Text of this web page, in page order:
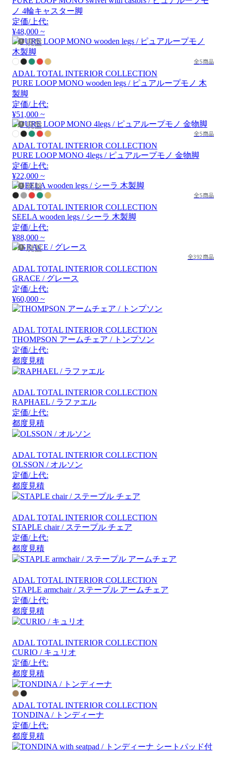
ノ 4輪キャスター脚
定価/上代:
¥48,000 ~
廃盤
全5商品
ADAL TOTAL INTERIOR COLLECTION
PURE LOOP MONO wooden legs / ピュアループモノ 木
製脚
定価/上代:
¥51,000 ~
廃盤
全5商品
ADAL TOTAL INTERIOR COLLECTION
PURE LOOP MONO 4legs / ピュアループモノ 金物脚
定価/上代:
¥22,000 ~
廃盤
全5商品
ADAL TOTAL INTERIOR COLLECTION
SEELA wooden legs / シーラ 木製脚
定価/上代:
¥88,000 ~
廃盤
全392商品
ADAL TOTAL INTERIOR COLLECTION
GRACE / グレース
定価/上代:
¥60,000 ~
ADAL TOTAL INTERIOR COLLECTION
THOMPSON アームチェア / トンプソン
定価/上代:
都度見積
ADAL TOTAL INTERIOR COLLECTION
RAPHAEL / ラファエル
定価/上代:
都度見積
ADAL TOTAL INTERIOR COLLECTION
OLSSON / オルソン
定価/上代:
都度見積
ADAL TOTAL INTERIOR COLLECTION
STAPLE chair / ステープル チェア
定価/上代:
都度見積
ADAL TOTAL INTERIOR COLLECTION
STAPLE armchair / ステープル アームチェア
定価/上代:
都度見積
ADAL TOTAL INTERIOR COLLECTION
CURIO / キュリオ
定価/上代:
都度見積
ADAL TOTAL INTERIOR COLLECTION
TONDINA / トンディーナ
定価/上代:
都度見積